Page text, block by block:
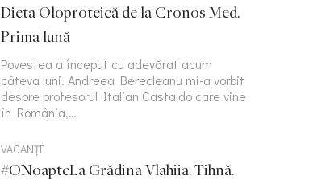
Dieta Oloproteică de la Cronos Med.
Prima lună
Povestea a început cu adevărat acum
câteva luni. Andreea Berecleanu mi-a vorbit
despre profesorul Italian Castaldo care vine
în România,…
VACANȚE
#ONoapteLa Grădina Vlahiia. Tihnă.